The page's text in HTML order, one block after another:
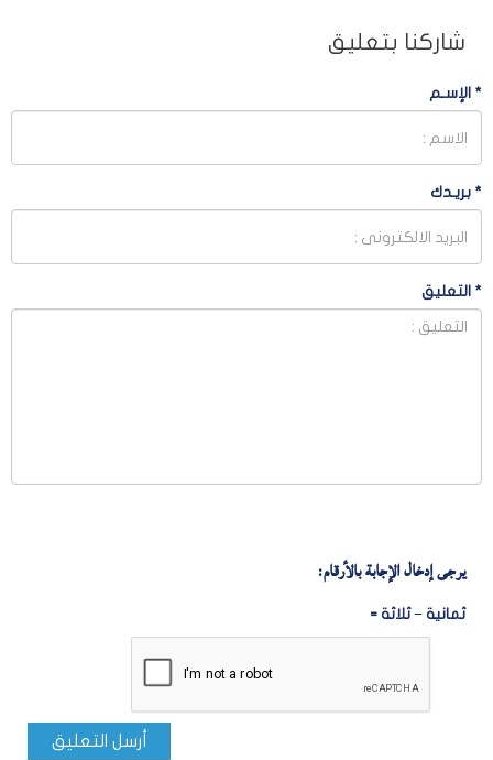
شاركنا بتعليق
* الإسـم
* بريـدك
* التعليق
يرجى إدخال الإجابة بالأرقام:
ثمانية − ثلاثة =
أرسل التعليق